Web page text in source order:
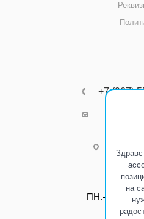
на
+7 (967)
Режим
ПН.-ПТ.: С